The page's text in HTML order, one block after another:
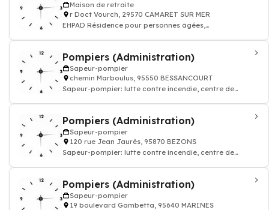
Maison de retraite
r Doct Vourch, 29570 CAMARET SUR MER
EHPAD Résidence pour personnes âgées,
Pompiers (Administration)
Sapeur-pompier
chemin Marboulus, 95550 BESSANCOURT
Sapeur-pompier: lutte contre incendie, centre de
Pompiers (Administration)
Sapeur-pompier
120 rue Jean Jaurès, 95870 BEZONS
Sapeur-pompier: lutte contre incendie, centre de
Pompiers (Administration)
Sapeur-pompier
19 boulevard Gambetta, 95640 MARINES